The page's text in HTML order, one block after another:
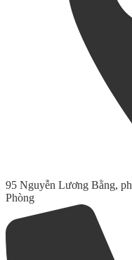
95 Nguyễn Lương Bằng,
Phòng